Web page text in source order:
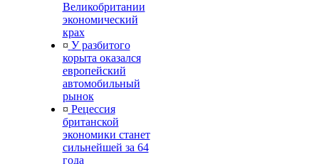
Великобритании
экономический
крах
¤ У разбитого
корыта оказался
европейский
автомобильный
рынок
¤ Рецессия
британской
экономики станет
сильнейшей за 64
года